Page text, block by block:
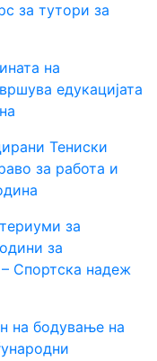
за тутори за
на
едукацијата
Тениски
за работа и
за
за
Спортска надеж
на бодување на